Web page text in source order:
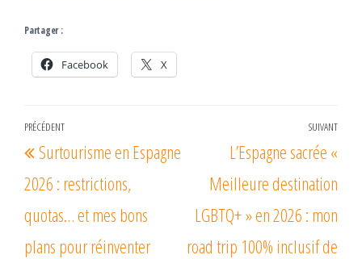
Partager :
Facebook X
Navigation
de
l’article
Article
précédent
PRÉCÉDENT
Surtourisme en Espagne
2026 : restrictions,
quotas… et mes bons
plans pour réinventer
SUIVANT
L’Espagne sacrée «
Meilleure destination
LGBTQ+ » en 2026 : mon
road trip 100% inclusif de